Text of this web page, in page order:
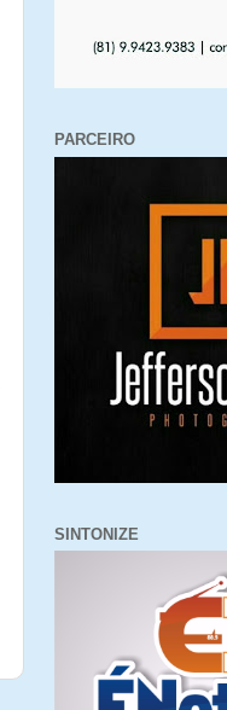
PARCEIRO
SINTONIZE